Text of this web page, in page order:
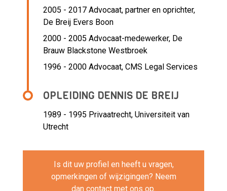
2005 - 2017 Advocaat, partner en oprichter,
De Breij Evers Boon
2000 - 2005 Advocaat-medewerker, De
Brauw Blackstone Westbroek
1996 - 2000 Advocaat, CMS Legal Services
OPLEIDING DENNIS DE BREIJ
1989 - 1995 Privaatrecht, Universiteit van
Utrecht
Is dit uw profiel en heeft u vragen,
opmerkingen of wijzigingen? Neem
dan contact met ons op.